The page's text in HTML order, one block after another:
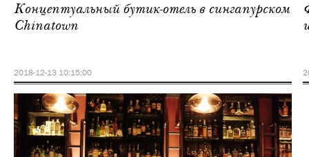
Концептуальный бутик-отель в сингапурском
Chinatown
2018-12-13 10:15:00